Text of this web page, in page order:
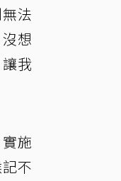
法
想
我
施
不